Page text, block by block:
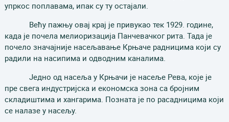
упркос поплавама, ипак су ту остајали.
Већу пажњу овај крај је привукао тек 1929. године,
када је почела мелиоризација Панчевачког рита. Тада је
почело значајније насељавање Крњаче радницима који су
радили на насипима и одводним каналима.
Једно од насеља у Крњачи је насеље Рева, које је
пре свега индустријска и економска зона са бројним
складиштима и хангарима. Позната је по расадницима који
се налазе у насељу.